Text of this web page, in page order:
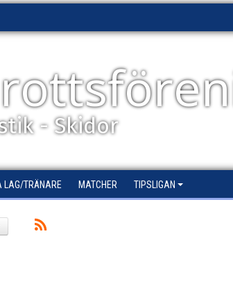
- Skidor
LAG/TRÄNARE MATCHER TIPSLIGAN